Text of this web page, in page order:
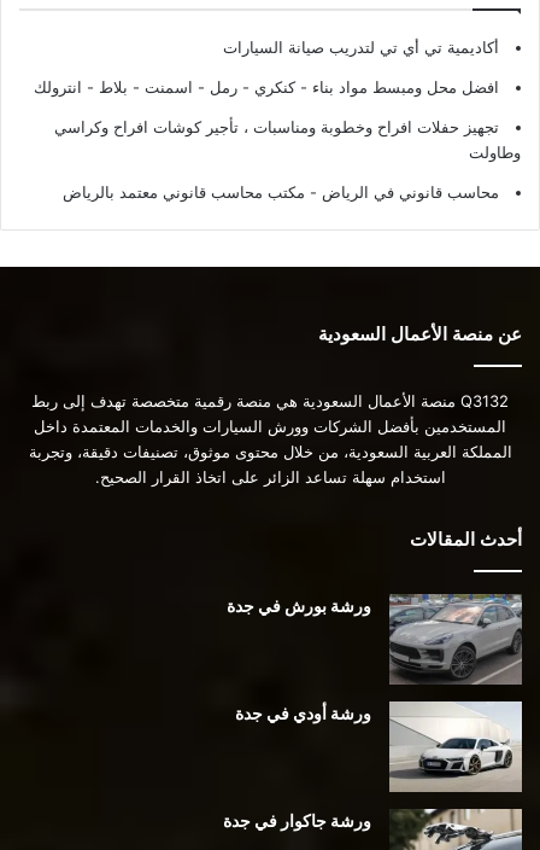
أكاديمية تي أي تي لتدريب صيانة السيارات
افضل محل ومبسط مواد بناء - كنكري - رمل - اسمنت - بلاط - انترولك
تجهيز حفلات افراح وخطوبة ومناسبات ، تأجير كوشات افراح وكراسي
وطاولت
محاسب قانوني في الرياض - مكتب محاسب قانوني معتمد بالرياض
عن منصة الأعمال السعودية
Q3132 منصة الأعمال السعودية هي منصة رقمية متخصصة تهدف إلى ربط
المستخدمين بأفضل الشركات وورش السيارات والخدمات المعتمدة داخل
المملكة العربية السعودية، من خلال محتوى موثوق، تصنيفات دقيقة، وتجربة
استخدام سهلة تساعد الزائر على اتخاذ القرار الصحيح.
أحدث المقالات
ورشة بورش في جدة
ورشة أودي في جدة
ورشة جاكوار في جدة